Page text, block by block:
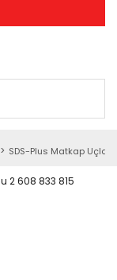
SDS-Plus Matkap Uçları